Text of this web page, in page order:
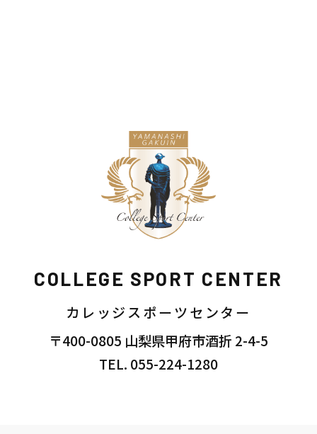
COLLEGE SPORT CENTER
カレッジスポーツセンター
〒400-0805 山梨県甲府市酒折 2-4-5
TEL. 055-224-1280